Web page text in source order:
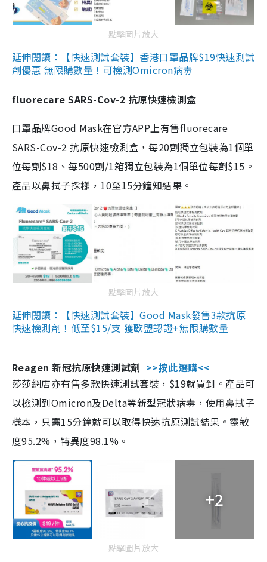
點擊圖片放大
延伸閱讀：【快速測試套裝】香港口罩品牌$19快速測試
劑優惠 無限購數量！可檢測Omicron病毒
fluorecare SARS-Cov-2 抗原快速檢測盒
口罩品牌Good Mask在官方APP上有售fluorecare
SARS-Cov-2 抗原快速檢測盒，每20劑獨立包裝為1個單
位每劑$18、每500劑/1箱獨立包裝為1個單位每劑$15。
產品以鼻拭子採樣，10至15分鐘知結果。
點擊圖片放大
延伸閱讀：【快速測試套裝】Good Mask發售3款抗原
快速檢測劑！低至$15/支 獲歐盟認證+無限購數量
Reagen 新冠抗原快速測試劑 >>按此選購<<
莎莎網店亦有售多款快速測試套裝，$19就買到。產品可
以檢測到Omicron及Delta等新型冠狀病毒，使用鼻拭子
樣本，只需15分鐘就可以取得快速抗原測試結果。靈敏
度95.2%，特異度98.1%。
+2
點擊圖片放大